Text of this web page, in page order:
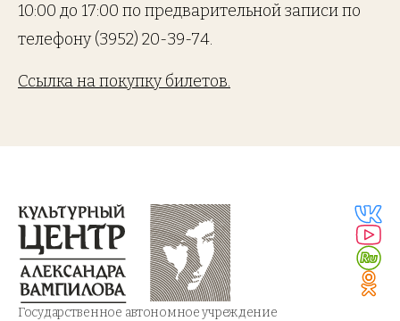
10:00 до 17:00 по предварительной записи по
телефону (3952) 20-39-74.
Ссылка на покупку билетов.
Государственное автономное учреждение